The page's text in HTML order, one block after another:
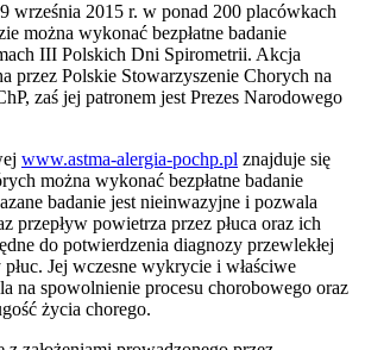
września 2015 r. w ponad 200 placówkach
można wykonać bezpłatne badanie
III Polskich Dni Spirometrii. Akcja
przez Polskie Stowarzyszenie Chorych na
zaś jej patronem jest Prezes Narodowego
www.astma-alergia-pochp.pl znajduje się
można wykonać bezpłatne badanie
badanie jest nieinwazyjne i pozwala
przepływ powietrza przez płuca oraz ich
do potwierdzenia diagnozy przewlekłej
Jej wczesne wykrycie i właściwe
na spowolnienie procesu chorobowego oraz
życia chorego.